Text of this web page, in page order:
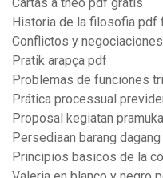
Cartas a theo pdf gratis
Historia de la filosofia pdf
Conflictos y
Pratik arapça pdf
Problemas de funciones
Prática processual
Proposal kegiatan
Persediaan barang
Principios basicos de la